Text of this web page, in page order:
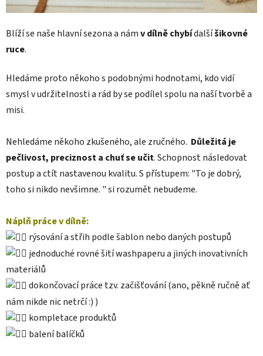
Blíží se naše hlavní sezona a námv dílněchybídalšíšikovné
ruce.
Hledáme proto někoho s podobnými hodnotami, kdo vidí
smysl v udržitelnosti a rád by se podílel spolu na naší tvorbě a
misi.
Nehledáme někoho zkušeného, ale zručného. Důležitá je
pečlivost, preciznost a chuť se učit. Schopnost následovat
postup a ctít nastavenou kvalitu. S přístupem: "To je dobrý,
toho si nikdo nevšimne. " si rozumět nebudeme.
Náplň práce v dílně:
rýsování a střih podle šablon nebo daných postupů
jednoduché rovné šití washpaperu a jiných inovativních
materiálů
dokončovací práce tzv. začišťování (ano, pěkně ručně ať
nám nikde nic netrčí :) )
kompletace produktů
balení balíčků